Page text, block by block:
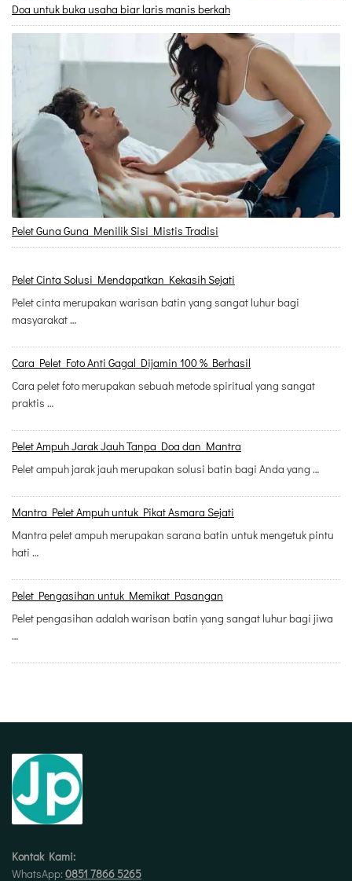
Doa untuk buka usaha biar laris manis berkah
Pelet Guna Guna Menilik Sisi Mistis Tradisi
Pelet Cinta Solusi Mendapatkan Kekasih Sejati
Pelet cinta merupakan warisan batin yang sangat luhur bagi
masyarakat …
Cara Pelet Foto Anti Gagal Dijamin 100 % Berhasil
Cara pelet foto merupakan sebuah metode spiritual yang sangat
praktis …
Pelet Ampuh Jarak Jauh Tanpa Doa dan Mantra
Pelet ampuh jarak jauh merupakan solusi batin bagi Anda yang …
Mantra Pelet Ampuh untuk Pikat Asmara Sejati
Mantra pelet ampuh merupakan sarana batin untuk mengetuk pintu
hati …
Pelet Pengasihan untuk Memikat Pasangan
Pelet pengasihan adalah warisan batin yang sangat luhur bagi jiwa
…
Kontak Kami:
WhatsApp: 0851 7866 5265